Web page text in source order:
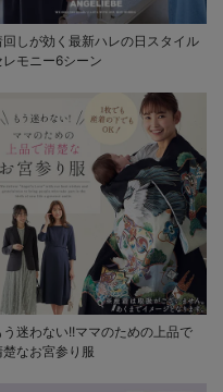
回しが効く最新ハレの日スタイル
レモニー6シーン
う迷わない!!ママのための上品で
楚なお宮参り服